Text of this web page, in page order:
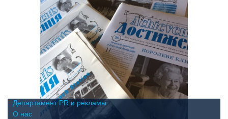
Департамент PR и рекламы
О нас